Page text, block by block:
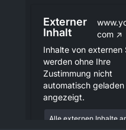
Externer
Inhalt
com
Inhalte von externen
werden ohne Ihre
Zustimmung nicht
automatisch geladen
angezeigt.
Alle externen Inhalte